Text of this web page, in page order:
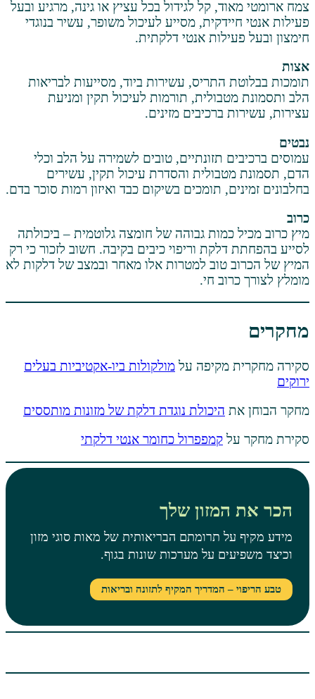
קל לגידול בכל עציץ או גינה, מרגיע ובעל
מסייע לעיכול משופר, עשיר בנוגדי
אנטי דלקתית.
התריס, עשירות ביוד, מסייעות לבריאות
תורמות לעיכול תקין ומניעת
ברכיבים מזינים.
תזונתיים, טובים לשמירה על הלב וכלי
והסדרת עיכול תקין, עשירים
תומכים בשיקום כבד ואיזון רמות סוכר בדם.
כמות גבוהה של חומצה גלוטמית – ביכולתה
וריפוי כיבים בקיבה. חשוב לזכור כי רק
טוב למטרות אלו מאחר ובמצב של דלקות לא
חי.
מקיפה עלמולקולות ביו-אקטיביות בעלים
היכולת נוגדת דלקת של מזונות מותססים
קמפפרול כחומר אנטי דלקתי
שלך
תרומתם הבריאותית של מאות סוגי מזון
על מערכות שונות בגוף.
– המדריך המקיף לתזונה ובריאות